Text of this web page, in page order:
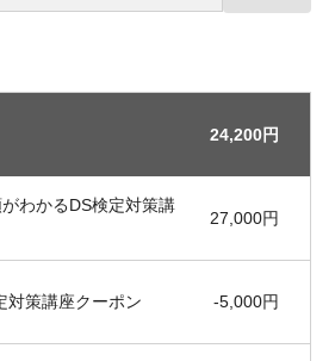
24,200円
わかるDS検定対策講
27,000円
対策講座クーポン -5,000円